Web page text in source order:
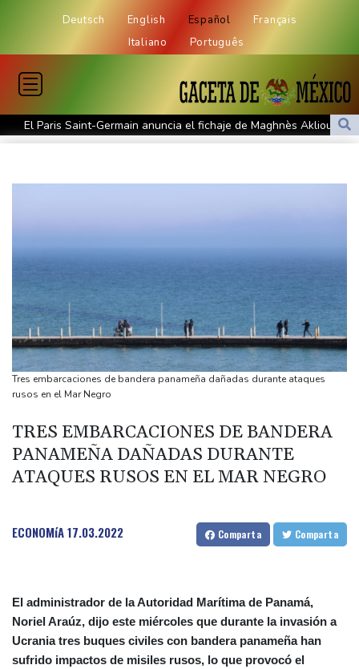
Deutsch English Español
Français
Italiano
Português
El Paris Saint-Germain anuncia el fichaje de Maghnès Akliouche
Corea del Norte recomienda la sopa de perro para combatir el
su crisis
EEUU sanciona al ministro de las Fuerzas Armadas cubano y a la
cúpula de la industria militar
La cantante y actriz francesa Vanessa Paradis se separa de su
esposo
Colonos israelíes atacan una aldea palestina en el sur de
Cisjordania
bajo impacto ambiental
Francia anuncia un caso de hantavirus Andes en un turista
franco-argentino
por 7.700 millones de dólares
Tres embarcaciones de bandera panameña dañadas durante ataques
rusos en el Mar Negro
TRES EMBARCACIONES DE BANDERA
PANAMEÑA DAÑADAS DURANTE
ATAQUES RUSOS EN EL MAR NEGRO
ECONOMíA17.03.2022 Comparta Comparta
El administrador de la Autoridad Marítima de Panamá,
Noriel Araúz, dijo este miércoles que durante la invasión a
Ucrania tres buques civiles con bandera panameña han
sufrido impactos de misiles rusos, lo que provocó el